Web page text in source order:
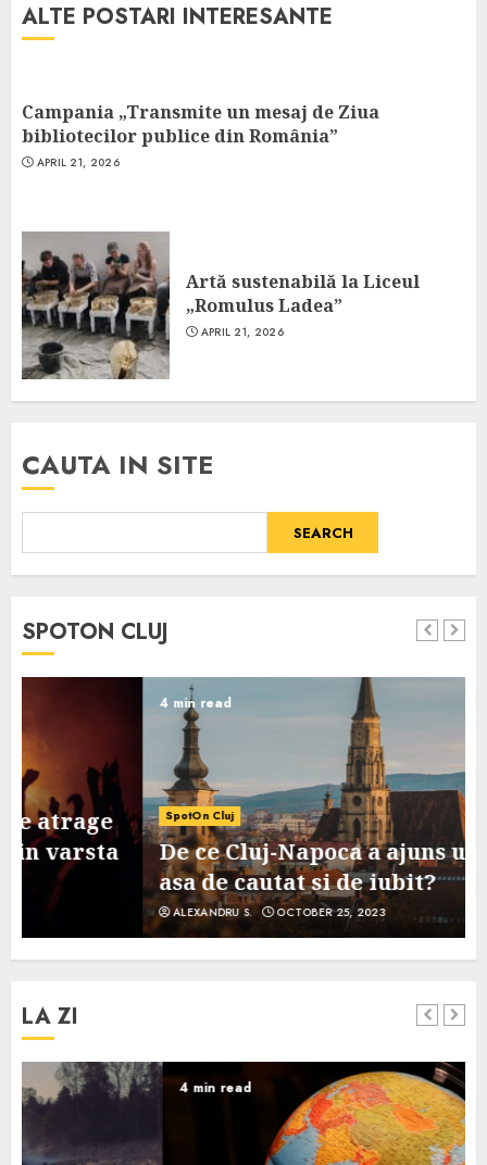
ALTE POSTARI INTERESANTE
Campania „Transmite un mesaj de Ziua
bibliotecilor publice din România”
APRIL 21, 2026
Artă sustenabilă la Liceul
„Romulus Ladea”
APRIL 21, 2026
CAUTA IN SITE
SEARCH
SPOTON CLUJ
SpotOn Cluj
De ce Cluj-Napoca a ajuns un oras
asa de cautat si de iubit?
OCTOBER 25, 2023
LA ZI
4 min read